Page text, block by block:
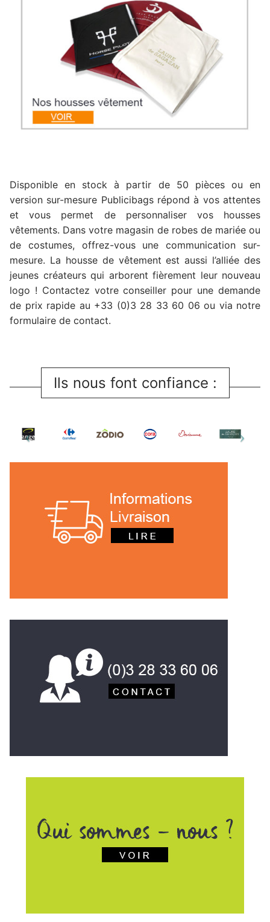
Disponible en stock à partir de 50 pièces ou en
version sur-mesure Publicibags répond à vos attentes
et vous permet de personnaliser vos housses
vêtements. Dans votre magasin de robes de mariée ou
de costumes, offrez-vous une communication sur-
mesure. La housse de vêtement est aussi l’alliée des
jeunes créateurs qui arborent fièrement leur nouveau
logo ! Contactez votre conseiller pour une demande
de prix rapide au +33 (0)3 28 33 60 06 ou via notre
formulaire de contact.
Ils nous font confiance :